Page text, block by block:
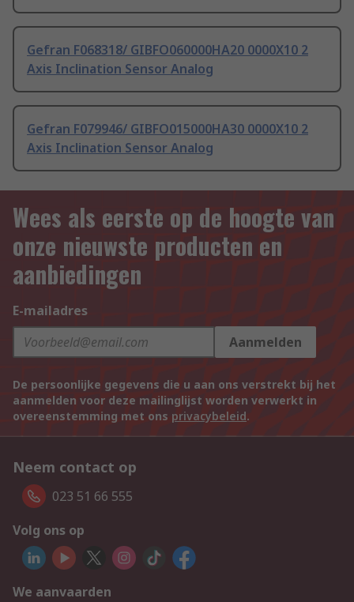
Gefran F068318/ GIBFO060000HA20 0000X10 2
Axis Inclination Sensor Analog
Gefran F079946/ GIBFO015000HA30 0000X10 2
Axis Inclination Sensor Analog
Wees als eerste op de hoogte van
onze nieuwste producten en
aanbiedingen
E-mailadres
Aanmelden
De persoonlijke gegevens die u aan ons verstrekt bij het
aanmelden voor deze mailinglijst worden verwerkt in
overeenstemming met ons privacybeleid.
Neem contact op
023 51 66 555
Volg ons op
We aanvaarden